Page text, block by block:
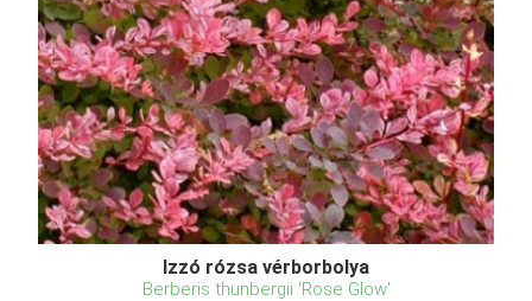
Izzó rózsa vérborbolya
Berberis thunbergii 'Rose Glow'